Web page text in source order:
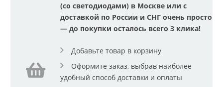
(со светодиодами) в Москве или с
доставкой по России и СНГ очень просто
— до покупки осталось всего 3 клика!
Добавьте товар в корзину
Оформите заказ, выбрав наиболее
удобный способ доставки и оплаты